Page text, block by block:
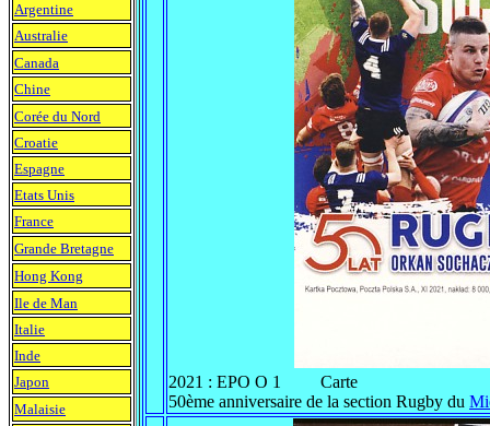
2021 : EPO O 1 Carte
50ème anniversaire de la section Rugby du
Argentine
Australie
Canada
Chine
Corée du Nord
Croatie
Espagne
Etats Unis
France
Grande Bretagne
Hong Kong
Ile de Man
Italie
Inde
Japon
Malaisie